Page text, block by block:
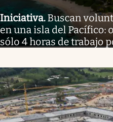
Iniciativa. Buscan
en una isla del Pacífico:
sólo 4 horas de trabajo